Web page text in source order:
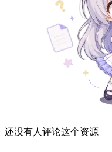
还没有人评论这个资源